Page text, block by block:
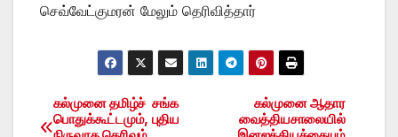
செவ்வேட்குமரன் மேலும் தெரிவித்தார்
Post
கல்முனை ஆதார
வைத்தியசாலையில்
கல்முனை தமிழ்ச் சங்க
பொதுக்கூட்டமும், புதிய